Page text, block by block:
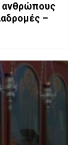
ανθρώπους
–